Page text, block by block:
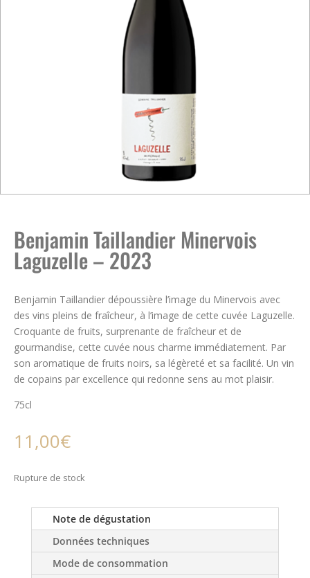
Benjamin Taillandier Minervois
Laguzelle – 2023
Benjamin Taillandier dépoussière l’image du Minervois avec
des vins pleins de fraîcheur, à l’image de cette cuvée Laguzelle.
Croquante de fruits, surprenante de fraîcheur et de
gourmandise, cette cuvée nous charme immédiatement. Par
son aromatique de fruits noirs, sa légèreté et sa facilité. Un vin
de copains par excellence qui redonne sens au mot plaisir.
75cl
11,00€
Rupture de stock
Note de dégustation
Données techniques
Mode de consommation